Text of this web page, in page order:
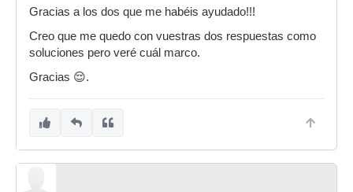
Gracias a los dos que me habéis ayudado!!!
Creo que me quedo con vuestras dos respuestas como
soluciones pero veré cuál marco.
Gracias 😌.